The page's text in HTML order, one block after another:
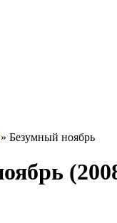
» Безумный ноябрь